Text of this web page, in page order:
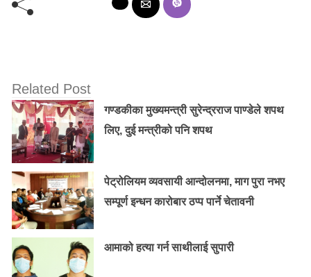
Related Post
गण्डकीका मुख्यमन्त्री सुरेन्द्रराज पाण्डेले शपथ
लिए, दुई मन्त्रीको पनि शपथ
पेट्रोलियम व्यवसायी आन्दोलनमा, माग पुरा नभए
सम्पूर्ण इन्धन कारोबार ठप्प पार्ने चेतावनी
आमाको हत्या गर्न साथीलाई सुपारी